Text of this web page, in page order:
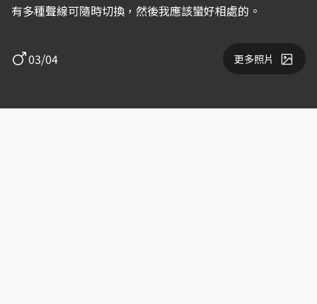
有多種聲線可隨時切換，然後我應該蠻好相處的。
03/04 更多照片